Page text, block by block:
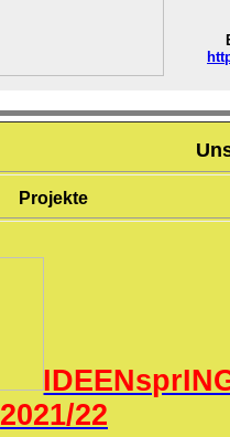
Projekte
2021/22